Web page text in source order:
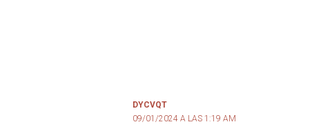
DYCVQT
09/01/2024 A LAS 1:19 AM